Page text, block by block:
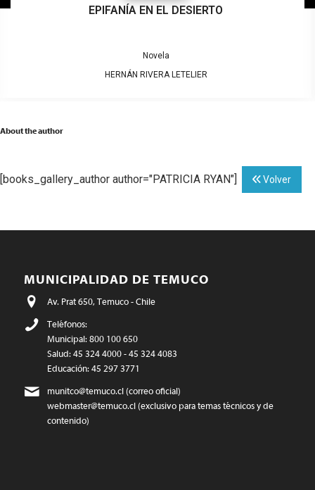
EPIFANÍA EN EL DESIERTO
Novela
HERNÁN RIVERA LETELIER
About the author
[books_gallery_author author="PATRICIA RYAN"] Volver
MUNICIPALIDAD DE TEMUCO
Av. Prat 650, Temuco - Chile
Teléfonos:
Municipal: 800 100 650
Salud: 45 324 4000 - 45 324 4083
Educación: 45 297 3771
munitco@temuco.cl(correo oficial)
webmaster@temuco.cl(exclusivo para temas técnicos y de
contenido)